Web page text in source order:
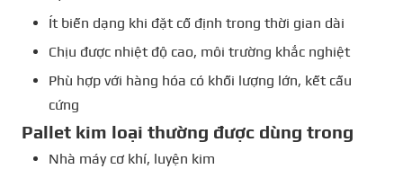
Ít biến dạng khi đặt cố định trong thời gian dài
Chịu được nhiệt độ cao, môi trường khắc nghiệt
Phù hợp với hàng hóa có khối lượng lớn, kết cấu
cứng
Pallet kim loại thường được dùng trong
Nhà máy cơ khí, luyện kim